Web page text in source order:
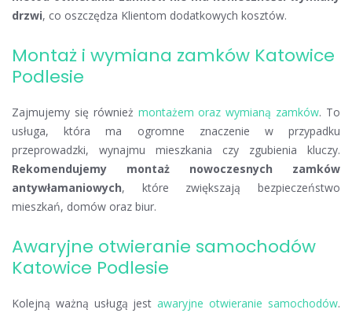
drzwi, co oszczędza Klientom dodatkowych kosztów.
Montaż i wymiana zamków Katowice
Podlesie
Zajmujemy się również montażem oraz wymianą zamków. To
usługa, która ma ogromne znaczenie w przypadku
przeprowadzki, wynajmu mieszkania czy zgubienia kluczy.
Rekomendujemy montaż nowoczesnych zamków
antywłamaniowych, które zwiększają bezpieczeństwo
mieszkań, domów oraz biur.
Awaryjne otwieranie samochodów
Katowice Podlesie
Kolejną ważną usługą jestawaryjne otwieranie samochodów.